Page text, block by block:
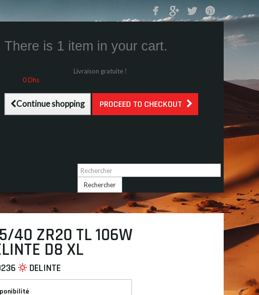
There is 1 item in your cart.
Livraison gratuite !
0 Dhs
Continue shopping PROCEED TO CHECKOUT
Rechercher
40 ZR20 TL 106W
D8 XL
DELINTE